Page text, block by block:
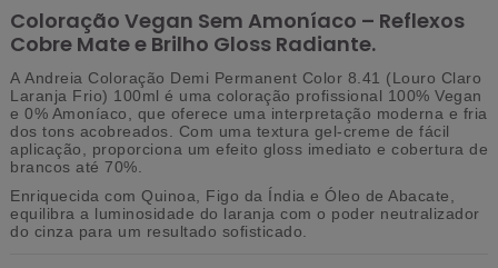
Coloração Vegan Sem Amoníaco – Reflexos
Cobre Mate e Brilho Gloss Radiante.
A Andreia Coloração Demi Permanent Color 8.41 (Louro Claro
Laranja Frio) 100ml é uma coloração profissional 100% Vegan
e 0% Amoníaco, que oferece uma interpretação moderna e fria
dos tons acobreados. Com uma textura gel-creme de fácil
aplicação, proporciona um efeito gloss imediato e cobertura de
brancos até 70%.
Enriquecida com Quinoa, Figo da Índia e Óleo de Abacate
equilibra a luminosidade do laranja com o poder neutralizador
do cinza para um resultado sofisticado.